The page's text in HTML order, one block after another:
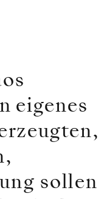
eigenes
sollen